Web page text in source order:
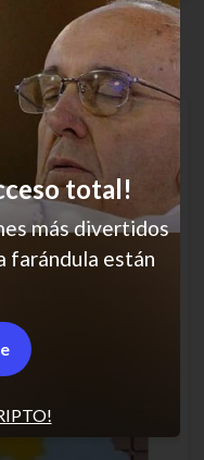
total!
más divertidos
farándula están